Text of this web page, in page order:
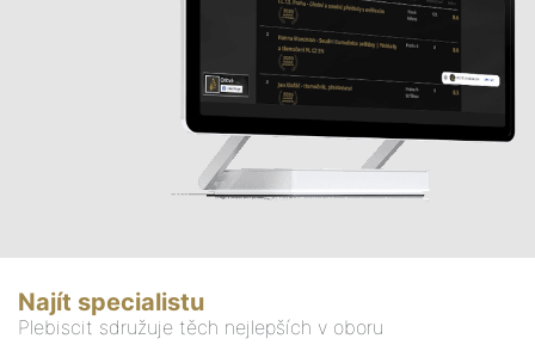
Najít specialistu
Plebiscit sdružuje těch nejlepších v oboru